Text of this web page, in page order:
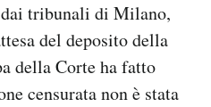
tribunali di Milano,
del deposito della
della Corte ha fatto
censurata non è stata